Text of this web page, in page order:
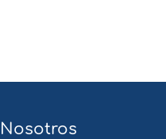
Nosotros